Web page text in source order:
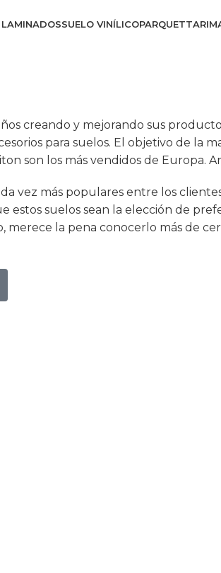
LAMINADOSSUELO VINÍLICOPARQUET
creando y mejorando sus
para suelos. El objetivo de la
son los más vendidos de Europa.
vez más populares entre los
estos suelos sean la elección de
merece la pena conocerlo más de